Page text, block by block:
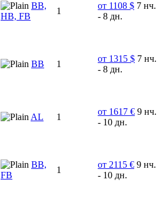
BB,
HB, FB
1
от 1108 $ 7 нч.
- 8 дн.
ВВ 1
от 1315 $ 7 нч.
- 8 дн.
AL 1
от 1617 € 9 нч.
- 10 дн.
ВВ,
FB
1
от 2115 € 9 нч.
- 10 дн.